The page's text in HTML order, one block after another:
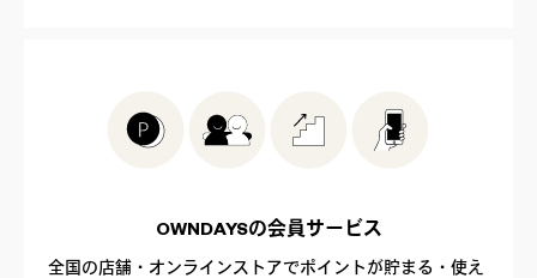
OWNDAYSの会員サービス
全国の店舗・オンラインストアでポイントが貯まる・使え